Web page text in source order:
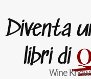
Vitigni e
Diventa
libri di
Wine